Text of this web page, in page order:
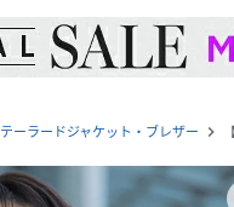
テーラードジャケット・ブレザー navigate_next